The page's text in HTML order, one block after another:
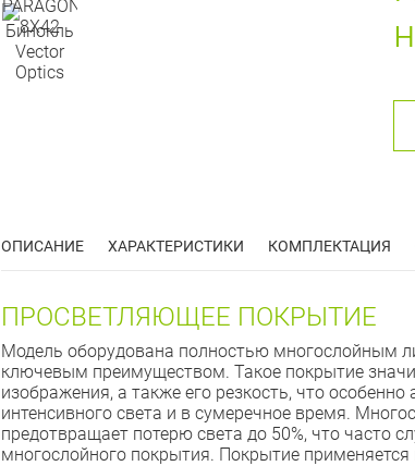
ОПИСАНИЕ ХАРАКТЕРИСТИКИ КОМПЛЕКТАЦИЯ
ПРОСВЕТЛЯЮЩЕЕ ПОКРЫТИЕ
Модель оборудована полностью многослойным
ключевым преимуществом. Такое покрытие
изображения, а также его резкость, что
интенсивного света и в сумеречное время.
предотвращает потерю света до 50%, что часто
многослойного покрытия. Покрытие